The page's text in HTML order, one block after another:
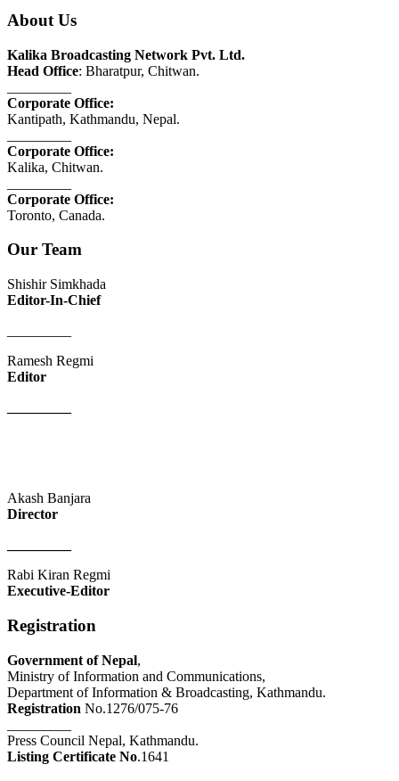
About Us
Kalika Broadcasting Network Pvt. Ltd.
Head Office: Bharatpur, Chitwan.
Corporate Office:
Kantipath, Kathmandu, Nepal.
Corporate Office:
Kalika, Chitwan.
Corporate Office:
Toronto, Canada.
Our Team
Shishir Simkhada
Editor-In-Chief
Ramesh Regmi
Editor
Akash Banjara
Director
Rabi Kiran Regmi
Executive-Editor
Registration
Government of Nepal,
Ministry of Information and Communications,
Department of Information & Broadcasting, Kathmandu.
Registration No.1276/075-76
Press Council Nepal, Kathmandu.
Listing Certificate No.1641